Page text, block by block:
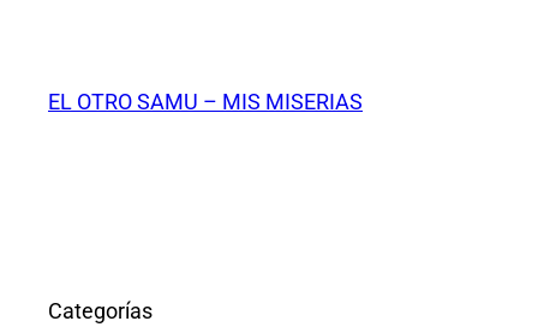
contenido
EL OTRO SAMU – MIS MISERIAS
Categorías